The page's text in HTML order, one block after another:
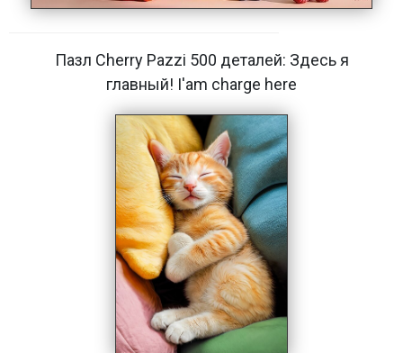
Пазл Cherry Pazzi 500 деталей: Здесь я
главный! I'am charge here